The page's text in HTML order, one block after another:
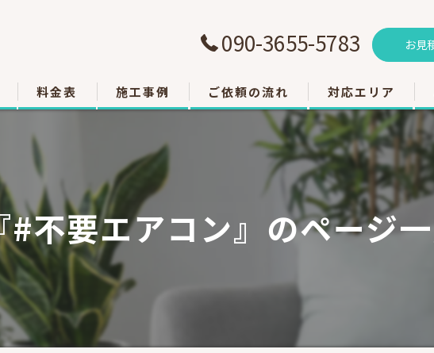
090-3655-5783 お見
料金表 施工事例 ご依頼の流れ 対応エリア
大津市のエアコン工
草津市のエアコン工
栗東市のエアコン工
#不要エアコン』のページ